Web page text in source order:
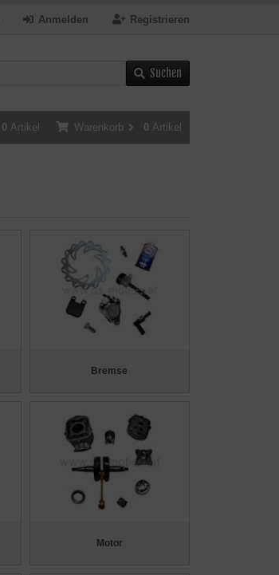
Registrieren
Anmelden
Suchen
Warenkorb 0 Artikel
0 Artikel
Bremse
Motor